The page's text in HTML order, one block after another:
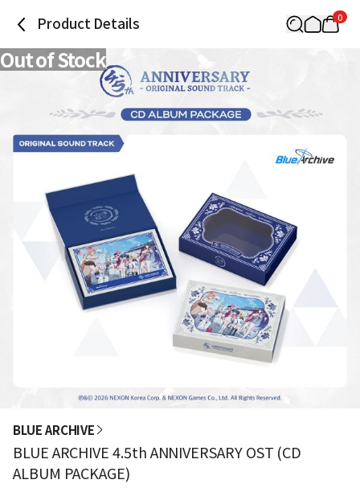
Product Details 0
Out of Stock
BLUE ARCHIVE
BLUE ARCHIVE 4.5th ANNIVERSARY OST (CD
ALBUM PACKAGE)